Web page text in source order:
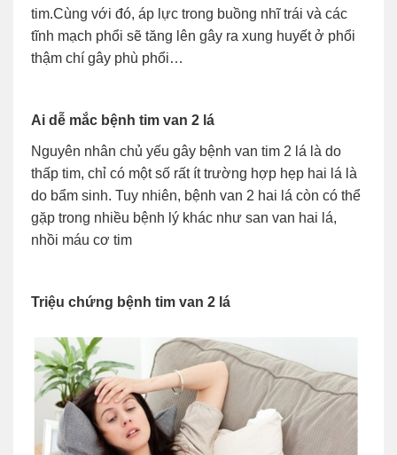
tim.Cùng với đó, áp lực trong buồng nhĩ trái và các
tĩnh mạch phổi sẽ tăng lên gây ra xung huyết ở phổi
thậm chí gây phù phổi…
Ai dễ mắc bệnh tim van 2 lá
Nguyên nhân chủ yếu gây bệnh van tim 2 lá là do
thấp tim, chỉ có một số rất ít trường hợp hẹp hai lá là
do bẩm sinh. Tuy nhiên, bệnh van 2 hai lá còn có thể
gặp trong nhiều bệnh lý khác như san van hai lá,
nhồi máu cơ tim
Triệu chứng bệnh tim van 2 lá